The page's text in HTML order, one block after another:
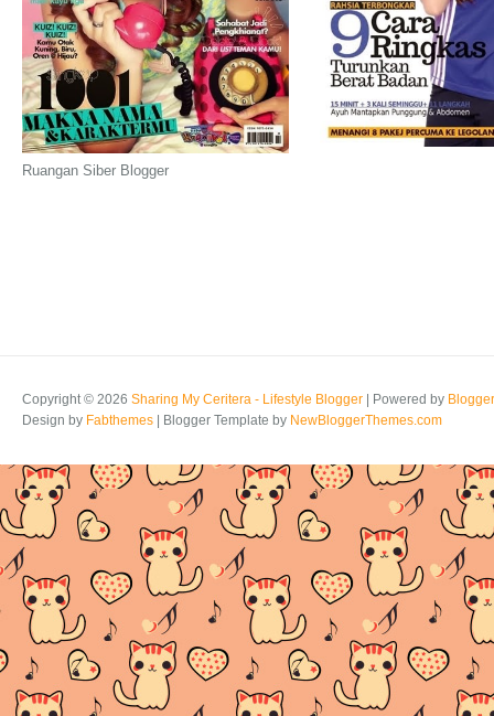
Ruangan Siber Blogger
Copyright © 2026 Sharing My Ceritera - Lifestyle Blogger | Powered by Blogger
Design by Fabthemes | Blogger Template by NewBloggerThemes.com